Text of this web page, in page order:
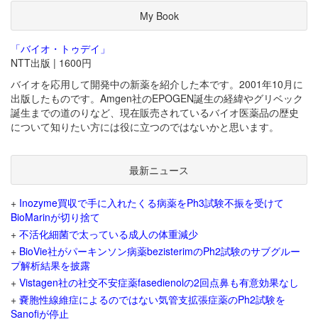
My Book
「バイオ・トゥデイ」
NTT出版 | 1600円
バイオを応用して開発中の新薬を紹介した本です。2001年10月に
出版したものです。Amgen社のEPOGEN誕生の経緯やグリベック
誕生までの道のりなど、現在販売されているバイオ医薬品の歴史
について知りたい方には役に立つのではないかと思います。
最新ニュース
+ Inozyme買収で手に入れたくる病薬をPh3試験不振を受けて
BioMarinが切り捨て
+ 不活化細菌で太っている成人の体重減少
+ BioVie社がパーキンソン病薬bezisterimのPh2試験のサブグルー
プ解析結果を披露
+ Vistagen社の社交不安症薬fasedienolの2回点鼻も有意効果なし
+ 嚢胞性線維症によるのではない気管支拡張症薬のPh2試験を
Sanofiが停止